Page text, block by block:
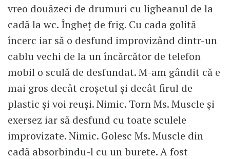
vreo douăzeci de drumuri cu ligheanul de la
cadă la wc. Îngheț de frig. Cu cada golită
încerc iar să o desfund improvizând dintr-un
cablu vechi de la un încărcător de telefon
mobil o sculă de desfundat. M-am gândit că e
mai gros decât croșetul și decât firul de
plastic și voi reuși. Nimic. Torn Ms. Muscle și
exersez iar să desfund cu toate sculele
improvizate. Nimic. Golesc Ms. Muscle din
cadă absorbindu-l cu un burete. A fost